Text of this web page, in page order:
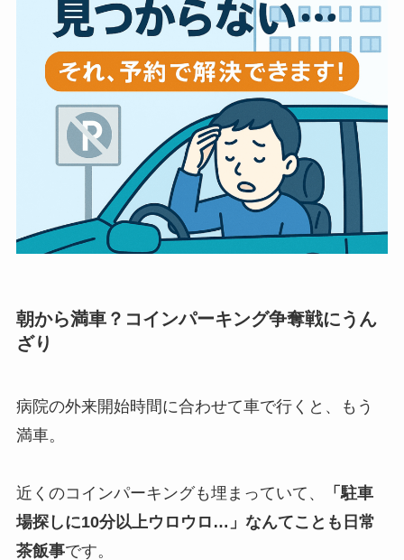
朝から満車？コインパーキング争奪戦にうん
ざり
病院の外来開始時間に合わせて車で行くと、もう
満車。
近くのコインパーキングも埋まっていて、
「駐車
場探しに10分以上ウロウロ…」なんてことも日常
茶飯事です。